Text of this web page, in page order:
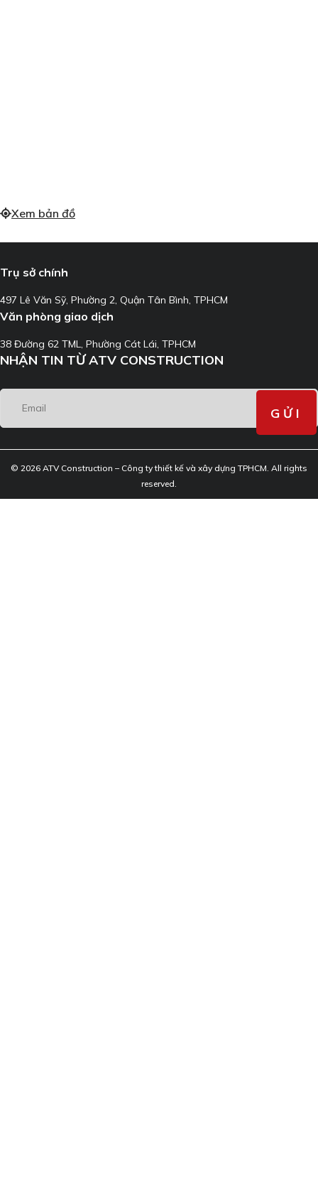
Xem bản đồ
Trụ sở chính
497 Lê Văn Sỹ, Phường 2, Quận Tân Bình, TPHCM
Văn phòng giao dịch
38 Đường 62 TML, Phường Cát Lái, TPHCM
NHẬN TIN TỪ ATV CONSTRUCTION
© 2026 ATV Construction – Công ty thiết kế và xây dựng TPHCM. All rights
reserved.